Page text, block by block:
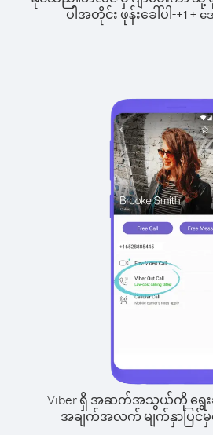
ပါအတိုင်း ဖုန်းခေါ်ပါ-+1+ ဒ
Viber ရှိ အဆက်အသွယ်ကို ရွေး
အချက်အလက် မျက်နှာပြင်မှန